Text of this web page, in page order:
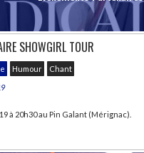
SHOWGIRL TOUR
Humour
Chant
à 20h30 au Pin Galant (Mérignac).